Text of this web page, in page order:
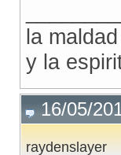
la
y la
16/05/
raydenslayer